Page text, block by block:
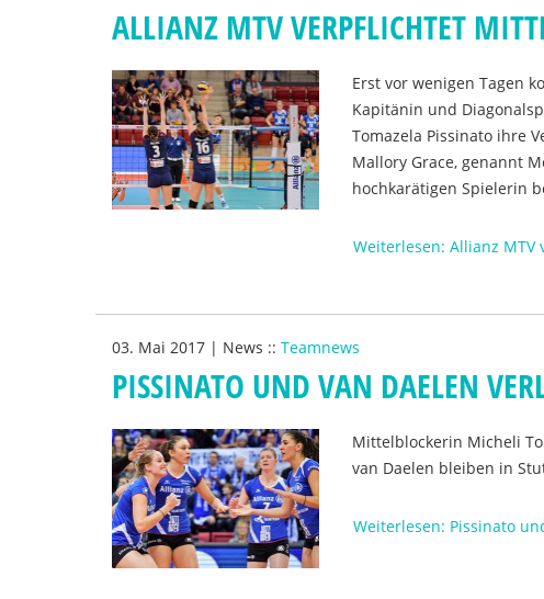
ALLIANZ MTV VERPFLICHTET
Erst vor wenigen Tagen
Kapitänin und
Tomazela Pissinato ihre
Mallory Grace, genannt
hochkarätigen Spielerin
Weiterlesen: Allianz
03. Mai 2017 | News :: Teamnews
PISSINATO UND VAN DAELEN
Mittelblockerin Micheli
van Daelen bleiben in
Weiterlesen: Pissinato